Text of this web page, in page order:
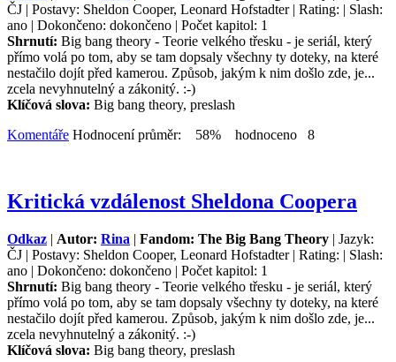
ČJ | Postavy: Sheldon Cooper, Leonard Hofstadter | Rating: | Slash:
ano | Dokončeno: dokončeno | Počet kapitol: 1
Shrnutí: Big bang theory - Teorie velkého třesku - je seriál, který
přímo volá po tom, aby se tam dopsaly všechny ty doteky, na které
nestačilo dojít před kamerou. Způsob, jakým k nim došlo zde, je...
zcela nevyhnutelný a zákonitý. :-)
Klíčová slova: Big bang theory, preslash
Komentáře Hodnocení průměr: 58% hodnoceno 8
Kritická vzdálenost Sheldona Coopera
Odkaz | Autor: Rina | Fandom: The Big Bang Theory | Jazyk:
ČJ | Postavy: Sheldon Cooper, Leonard Hofstadter | Rating: | Slash:
ano | Dokončeno: dokončeno | Počet kapitol: 1
Shrnutí: Big bang theory - Teorie velkého třesku - je seriál, který
přímo volá po tom, aby se tam dopsaly všechny ty doteky, na které
nestačilo dojít před kamerou. Způsob, jakým k nim došlo zde, je...
zcela nevyhnutelný a zákonitý. :-)
Klíčová slova: Big bang theory, preslash